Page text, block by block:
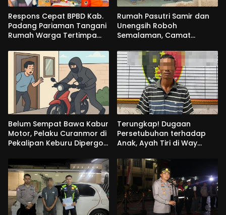
Respons Cepat BPBD Kab.
Padang Pariaman Tangani
Rumah Warga Tertimpa
Rumah Pasutri Samir dan
Unengsih Roboh
Semalaman, Camat
Beri Respons
Belum Sempat Bawa Kabur
Motor, Pelaku Curanmor di
Pekalipan Keburu Dipergoki
Terungkap! Dugaan
Persetubuhan terhadap
Anak, Ayah Tiri di Way